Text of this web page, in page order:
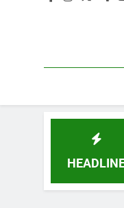
में अगले 90 मिनट में